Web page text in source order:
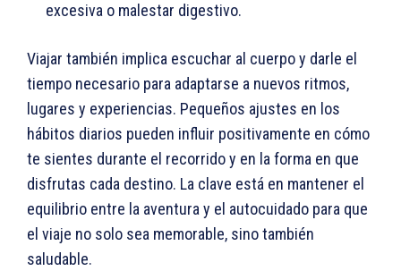
excesiva o malestar digestivo.
Viajar también implica escuchar al cuerpo y darle el
tiempo necesario para adaptarse a nuevos ritmos,
lugares y experiencias. Pequeños ajustes en los
hábitos diarios pueden influir positivamente en cómo
te sientes durante el recorrido y en la forma en que
disfrutas cada destino. La clave está en mantener el
equilibrio entre la aventura y el autocuidado para que
el viaje no solo sea memorable, sino también
saludable.